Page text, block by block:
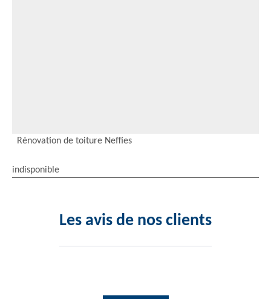
Rénovation de toiture Neffies
indisponible
Les avis de nos clients